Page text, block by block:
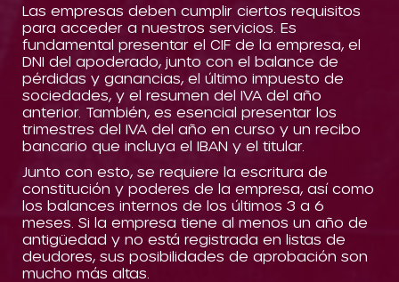
Las empresas deben cumplir ciertos requisitos
para acceder a nuestros servicios. Es
fundamental presentar el CIF de la empresa, el
DNI del apoderado, junto con el balance de
pérdidas y ganancias, el último impuesto de
sociedades, y el resumen del IVA del año
anterior. También, es esencial presentar los
trimestres del IVA del año en curso y un recibo
bancario que incluya el IBAN y el titular.
Junto con esto, se requiere la escritura de
constitución y poderes de la empresa, así como
los balances internos de los últimos 3 a 6
meses. Si la empresa tiene al menos un año de
antigüedad y no está registrada en listas de
deudores, sus posibilidades de aprobación son
mucho más altas.